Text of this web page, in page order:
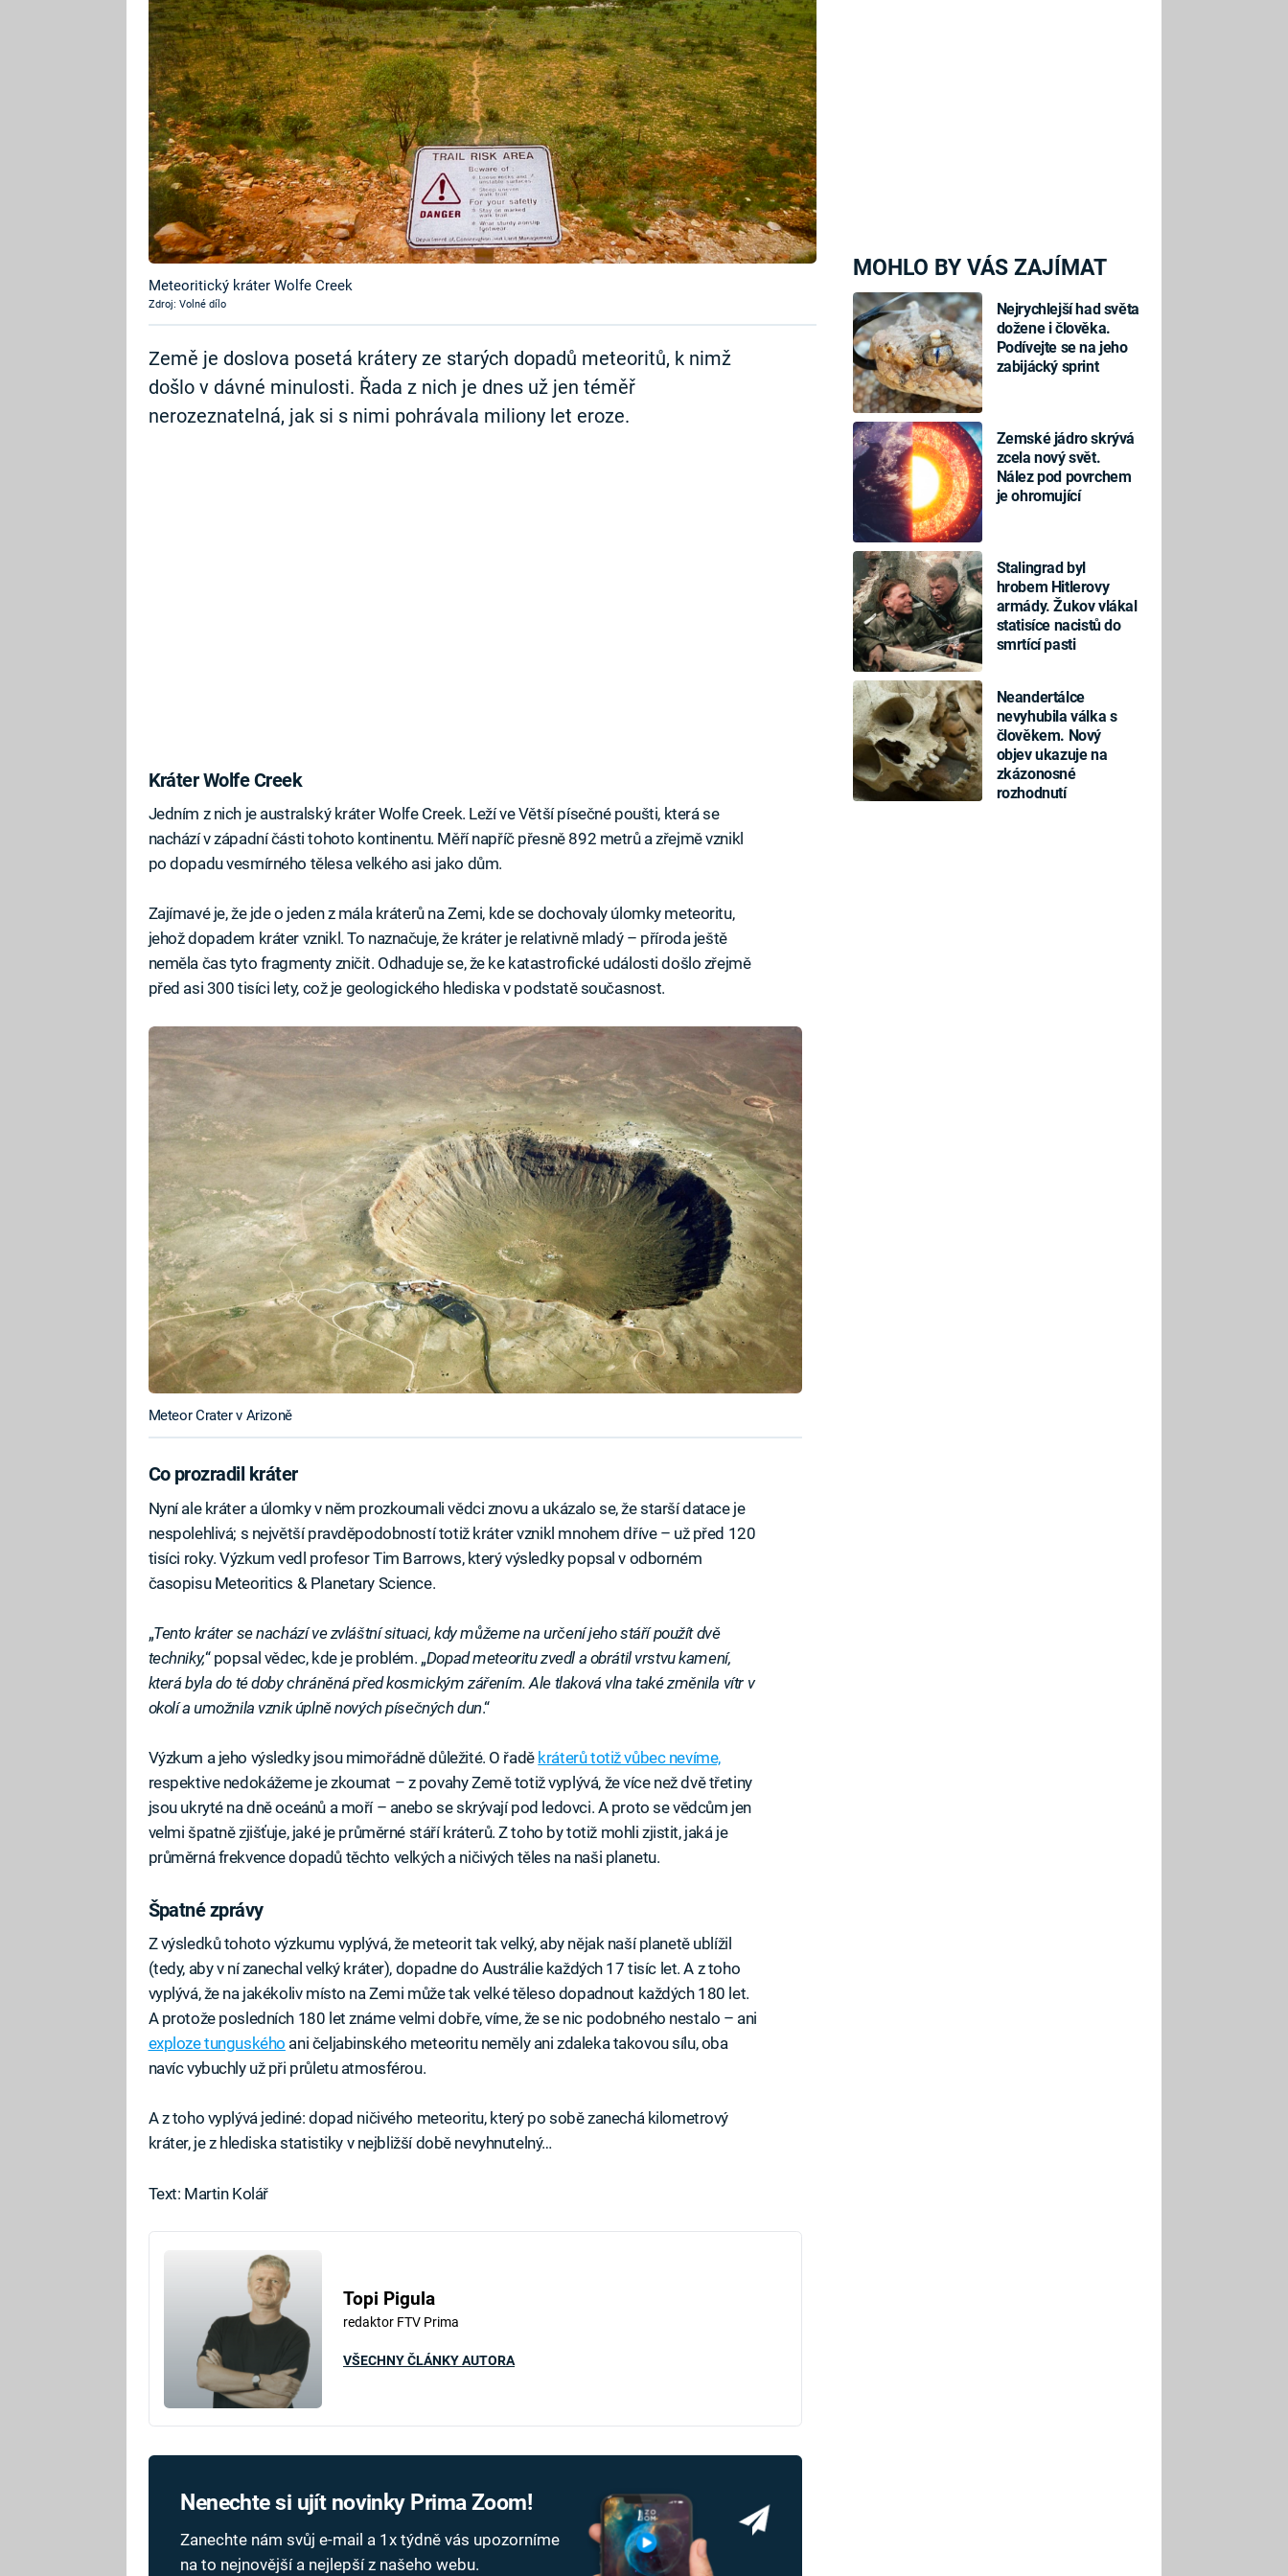
MOHLO BY VÁS ZAJÍMAT
Nejrychlejší had světa
dožene i člověka.
Podívejte se na jeho
zabijácký sprint
Zemské jádro skrývá
zcela nový svět.
Nález pod povrchem
je ohromující
Stalingrad byl
hrobem Hitlerovy
armády. Žukov vlákal
statisíce nacistů do
smrtící pasti
Neandertálce
nevyhubila válka s
člověkem. Nový
objev ukazuje na
zkázonosné
rozhodnutí
Meteoritický kráter Wolfe Creek
Zdroj: Volné dílo
Země je doslova posetá krátery ze starých dopadů meteoritů, k nimž
došlo v dávné minulosti. Řada z nich je dnes už jen téměř
nerozeznatelná, jak si s nimi pohrávala miliony let eroze.
Kráter Wolfe Creek
Jedním z nich je australský kráter Wolfe Creek. Leží ve Větší písečné poušti, která se
nachází v západní části tohoto kontinentu. Měří napříč přesně 892 metrů a zřejmě vznikl
po dopadu vesmírného tělesa velkého asi jako dům.
Zajímavé je, že jde o jeden z mála kráterů na Zemi, kde se dochovaly úlomky meteoritu,
jehož dopadem kráter vznikl. To naznačuje, že kráter je relativně mladý – příroda ještě
neměla čas tyto fragmenty zničit. Odhaduje se, že ke katastrofické události došlo zřejmě
před asi 300 tisíci lety, což je geologického hlediska v podstatě současnost.
Meteor Crater v Arizoně
Co prozradil kráter
Nyní ale kráter a úlomky v něm prozkoumali vědci znovu a ukázalo se, že starší datace je
nespolehlivá; s největší pravděpodobností totiž kráter vznikl mnohem dříve – už před 120
tisíci roky. Výzkum vedl profesor Tim Barrows, který výsledky popsal v odborném
časopisu Meteoritics & Planetary Science.
„Tento kráter se nachází ve zvláštní situaci, kdy můžeme na určení jeho stáří použít dvě
techniky,“ popsal vědec, kde je problém. „Dopad meteoritu zvedl a obrátil vrstvu kamení,
která byla do té doby chráněná před kosmickým zářením. Ale tlaková vlna také změnila vítr v
okolí a umožnila vznik úplně nových písečných dun.“
Výzkum a jeho výsledky jsou mimořádně důležité. O řadě kráterů totiž vůbec nevíme,
respektive nedokážeme je zkoumat – z povahy Země totiž vyplývá, že více než dvě třetiny
jsou ukryté na dně oceánů a moří – anebo se skrývají pod ledovci. A proto se vědcům jen
velmi špatně zjišťuje, jaké je průměrné stáří kráterů. Z toho by totiž mohli zjistit, jaká je
průměrná frekvence dopadů těchto velkých a ničivých těles na naši planetu.
Špatné zprávy
Z výsledků tohoto výzkumu vyplývá, že meteorit tak velký, aby nějak naší planetě ublížil
(tedy, aby v ní zanechal velký kráter), dopadne do Austrálie každých 17 tisíc let. A z toho
vyplývá, že na jakékoliv místo na Zemi může tak velké těleso dopadnout každých 180 let.
A protože posledních 180 let známe velmi dobře, víme, že se nic podobného nestalo – ani
exploze tunguského ani čeljabinského meteoritu neměly ani zdaleka takovou sílu, oba
navíc vybuchly už při průletu atmosférou.
A z toho vyplývá jediné: dopad ničivého meteoritu, který po sobě zanechá kilometrový
kráter, je z hlediska statistiky v nejbližší době nevyhnutelný…
Text: Martin Kolář
Topi Pigula
redaktor FTV Prima
VŠECHNY ČLÁNKY AUTORA
Nenechte si ujít novinky Prima Zoom!
Zanechte nám svůj e-mail a 1x týdně vás upozorníme
na to nejnovější a nejlepší z našeho webu.